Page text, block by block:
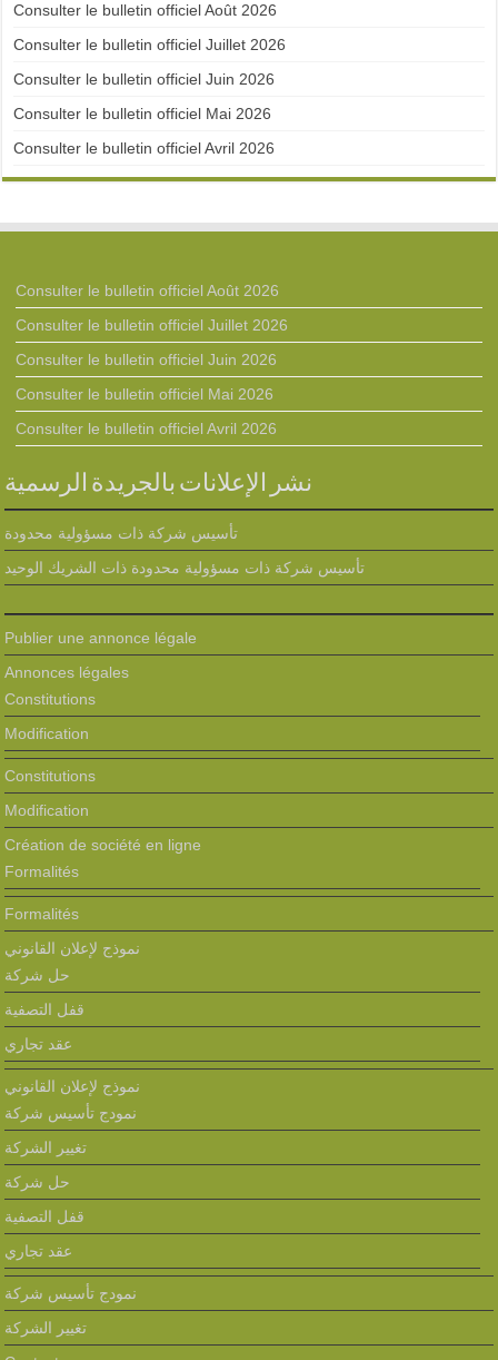
Consulter le bulletin officiel Août 2026
Consulter le bulletin officiel Juillet 2026
Consulter le bulletin officiel Juin 2026
Consulter le bulletin officiel Mai 2026
Consulter le bulletin officiel Avril 2026
Consulter le bulletin officiel Août 2026
Consulter le bulletin officiel Juillet 2026
Consulter le bulletin officiel Juin 2026
Consulter le bulletin officiel Mai 2026
Consulter le bulletin officiel Avril 2026
نشر الإعلانات بالجريدة الرسمية
تأسيس شركة ذات مسؤولية محدودة
تأسيس شركة ذات مسؤولية محدودة ذات الشريك الوحيد
Publier une annonce légale
Annonces légales
Constitutions
Modification
Constitutions
Modification
Création de société en ligne
Formalités
Formalités
نموذج لإعلان القانوني
حل شركة
قفل التصفية
عقد تجاري
نموذج لإعلان القانوني
نمودج تأسيس شركة
تغيير الشركة
حل شركة
قفل التصفية
عقد تجاري
نمودج تأسيس شركة
تغيير الشركة